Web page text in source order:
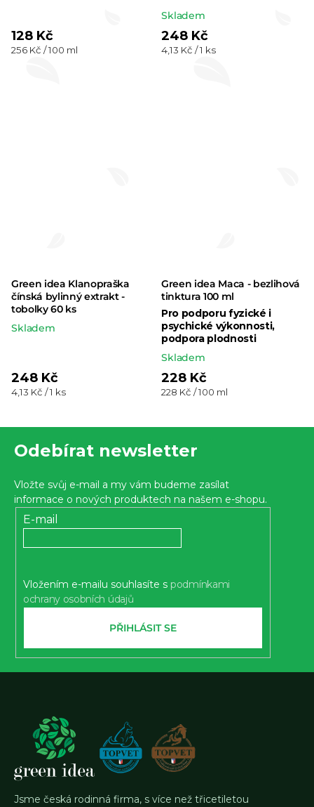
128 Kč
Měrná
256 Kč / 100 ml
Průměrné
hodnocení
produktu
Skladem
248 Kč
Měrná
4,13 Kč / 1 ks
Green idea Klanopraška
čínská bylinný extrakt -
tobolky 60 ks
Skladem
248 Kč
Měrná
4,13 Kč / 1 ks
Green idea Maca - bezlihová
tinktura 100 ml
Pro podporu fyzické i
psychické výkonnosti,
podpora plodnosti
Skladem
228 Kč
Měrná
228 Kč / 100 ml
Odebírat newsletter
Vložte svůj e-mail a my vám budeme zasílat
informace o nových produktech na našem e-shopu.
E-mail
Vložením e-mailu souhlasíte s podmínkami
ochrany osobních údajů
PŘIHLÁSIT SE
Jsme česká rodinná firma, s více než třicetiletou